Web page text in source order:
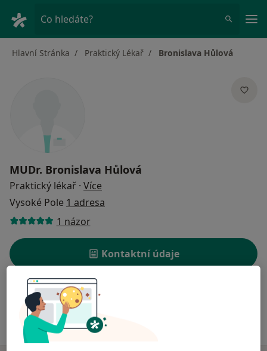
Co hledáte?
Hlavní Stránka Praktický Lékař Bronislava Hůlová
MUDr. Bronislava Hůlová
Praktický lékař · Více
Vysoké Pole 1 adresa
1 názor
Kontaktní údaje
Rezervovat termín
Ceník Adresy